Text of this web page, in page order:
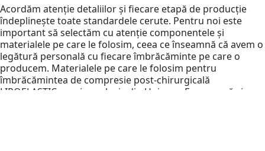
Acordăm atenție detaliilor și fiecare etapă de producție
îndeplinește toate standardele cerute. Pentru noi este
important să selectăm cu atenție componentele și
materialele pe care le folosim, ceea ce înseamnă că avem o
legătură personală cu fiecare îmbrăcăminte pe care o
producem. Materialele pe care le folosim pentru
îmbrăcămintea de compresie post-chirurgicală
LIPOELASTIC provin exclusiv din Uniunea Europeană și